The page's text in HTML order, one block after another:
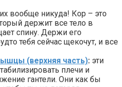
вообще никуда! Кор – это
держит все тело в
спину. Держи его
тебя сейчас щекочут, и все
(верхняя часть): эти
плечи и
гантели. Они как бы